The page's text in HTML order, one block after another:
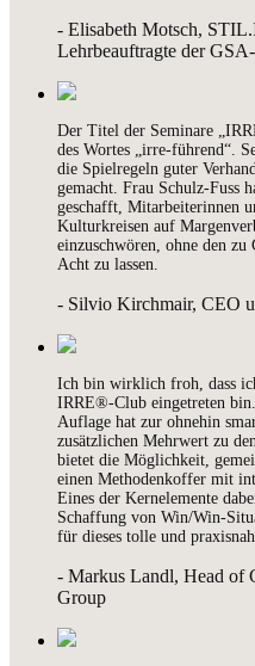
- Elisabeth Motsch,
Lehrbeauftragte der
Der Titel der Seminare
des Wortes „irre-führend“.
die Spielregeln guter
gemacht. Frau Schulz-Fuss
geschafft, Mitarbeiterinnen
Kulturkreisen auf
einzuschwören, ohne den zu
Acht zu lassen.
- Silvio Kirchmair, CEO
Ich bin wirklich froh, dass
IRRE®-Club eingetreten
Auflage hat zur ohnehin
zusätzlichen Mehrwert zu
bietet die Möglichkeit,
einen Methodenkoffer mit
Eines der Kernelemente
Schaffung von Win/Win-
für dieses tolle und
- Markus Landl, Head of
Group